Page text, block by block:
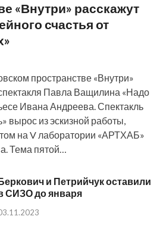
«Внутри» расскажут
счастья от
пространстве «Внутри»
Павла Ващилина «Надо
Ивана Андреева. Спектакль
вырос из эскизной работы,
на V лаборатории «АРТХАБ»
Тема пятой…
и Петрийчук оставили
СИЗО до января